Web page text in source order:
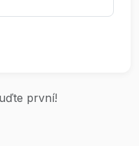
první!